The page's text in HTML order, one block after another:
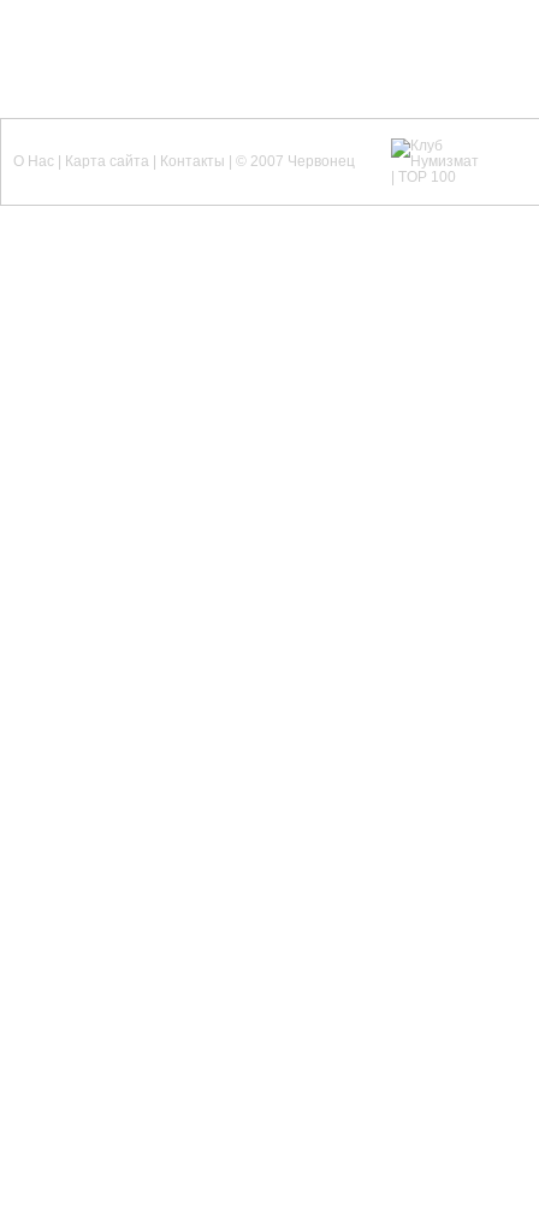
О Нас | Карта сайта | Контакты | © 2007 Червонец